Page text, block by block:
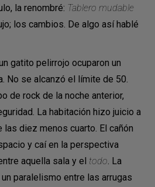
la renombré: Tablero mudable
los cambios. De algo así hablé
gatito pelirrojo ocuparon un
No se alcanzó el límite de 50.
de rock de la noche anterior,
La habitación hizo juicio a
las diez menos cuarto. El cañón
y caí en la perspectiva
aquella sala y el todo. La
paralelismo entre las arrugas